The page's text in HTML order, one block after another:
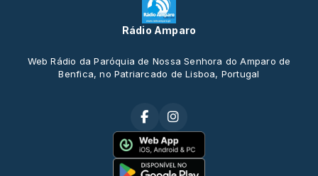
Rádio Amparo
Web Rádio da Paróquia de Nossa Senhora do Amparo de
Benfica, no Patriarcado de Lisboa, Portugal